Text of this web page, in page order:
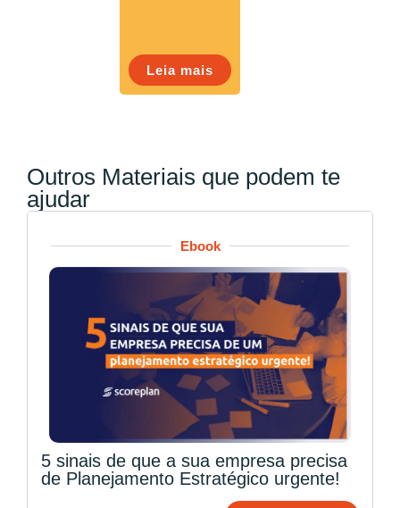
Leia mais
Outros Materiais que podem te
ajudar
Ebook
5 sinais de que a sua empresa precisa
de Planejamento Estratégico urgente!